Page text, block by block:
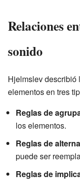
Relaciones
sonido
Hjelmslev describió
elementos en tres
Reglas de
los elementos.
Reglas de
puede ser
Reglas de